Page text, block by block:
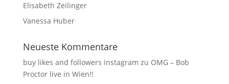
Elisabeth Zeilinger
Vanessa Huber
Neueste Kommentare
buy likes and followers instagram zu OMG – Bob
Proctor live in Wien!!